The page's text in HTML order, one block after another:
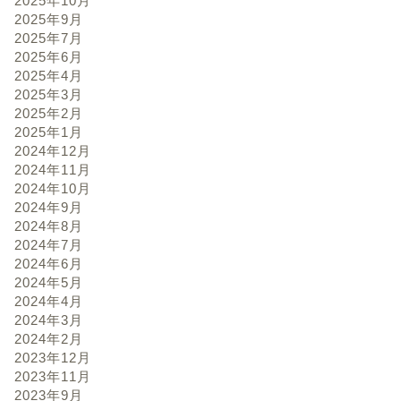
2025年9月
2025年7月
2025年6月
2025年4月
2025年3月
2025年2月
2025年1月
2024年12月
2024年11月
2024年10月
2024年9月
2024年8月
2024年7月
2024年6月
2024年5月
2024年4月
2024年3月
2024年2月
2023年12月
2023年11月
2023年9月